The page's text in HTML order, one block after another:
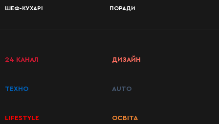
ШЕФ-КУХАРІ ПОРАДИ
24 КАНАЛ
ТЕХНО
LIFESTYLE
ДИЗАЙН
AUTO
ОСВІТА